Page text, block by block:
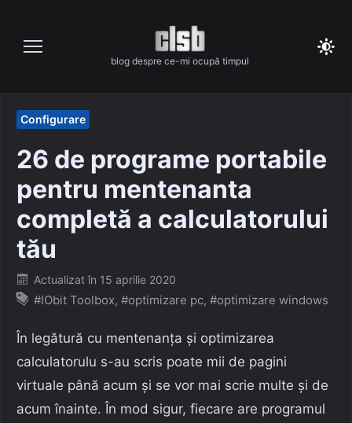
content
blog despre ce-mi ocupă timpul
Configurare
26 de programe portabile
pentru mentenanta
completă a calculatorului
tău
Posted
on
Actualizat în 15 aprilie 2020
#IObit Toolbox, #optimizare pc, #optimizare windows
În legătură cu mentenanța și optimizarea
calculatorulu s-au scris poate mii de pagini
virtuale până acum și se vor mai scrie multe și de
acum înainte. În mod sigur, fiecare are programul